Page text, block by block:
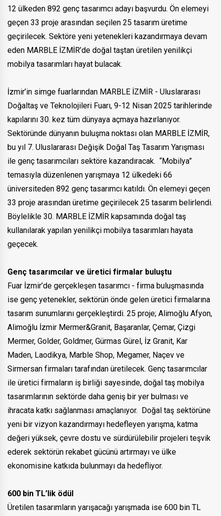
12 ülkeden 892 genç tasarımcı adayı başvurdu. Ön elemeyi
geçen 33 proje arasından seçilen 25 tasarım üretime
geçirilecek. Sektöre yeni yetenekleri kazandırmaya devam
eden MARBLE İZMİR’de doğal taştan üretilen yenilikçi
mobilya tasarımları hayat bulacak.
İzmir’in simge fuarlarından MARBLE İZMİR - Uluslararası
Doğaltaş ve Teknolojileri Fuarı, 9-12 Nisan 2025 tarihlerinde
kapılarını 30. kez tüm dünyaya açmaya hazırlanıyor.
Sektöründe dünyanın buluşma noktası olan MARBLE İZMİR,
bu yıl 7. Uluslararası Değişik Doğal Taş Tasarım Yarışması
ile genç tasarımcıları sektöre kazandıracak. “Mobilya”
temasıyla düzenlenen yarışmaya 12 ülkedeki 66
üniversiteden 892 genç tasarımcı katıldı. Ön elemeyi geçen
33 proje arasından üretime geçirilecek 25 tasarım belirlendi.
Böylelikle 30. MARBLE İZMİR kapsamında doğal taş
kullanılarak yapılan yenilikçi mobilya tasarımları hayata
geçecek.
Genç tasarımcılar ve üretici firmalar buluştu
Fuar İzmir’de gerçekleşen tasarımcı - firma buluşmasında
ise genç yetenekler, sektörün önde gelen üretici firmalarına
tasarım sunumlarını gerçekleştirdi. 25 proje; Alimoğlu Afyon,
Alimoğlu İzmir Mermer&Granit, Başaranlar, Çemar, Çizgi
Mermer, Golder, Goldmer, Gürmas Gürel, İz Granit, Kar
Maden, Laodikya, Marble Shop, Megamer, Naçev ve
Sirmersan firmaları tarafından üretilecek. Genç tasarımcılar
ile üretici firmaların iş birliği sayesinde, doğal taş mobilya
tasarımlarının sektörde daha geniş bir yer bulması ve
ihracata katkı sağlanması amaçlanıyor. Doğal taş sektörüne
yeni bir vizyon kazandırmayı hedefleyen yarışma, katma
değeri yüksek, çevre dostu ve sürdürülebilir projeleri teşvik
ederek sektörün rekabet gücünü artırmayı ve ülke
ekonomisine katkıda bulunmayı da hedefliyor.
600 bin TL’lik ödül
Üretilen tasarımların yarışacağı yarışmada ise 600 bin TL